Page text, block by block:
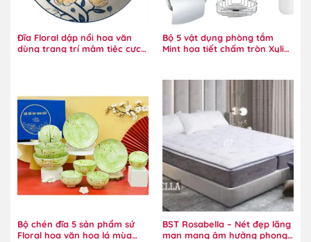
Đĩa Floral dập nổi hoa văn
dùng trang trí mâm tiệc cực
Bộ 5 vật dụng phòng tắm
Mint họa tiết chấm tròn Xylia
Bộ chén đĩa 5 sản phẩm sứ
Floral hoa văn hoa lá mùa
BST Rosabella – Nét đẹp lãng
mạn mang âm hưởng phong